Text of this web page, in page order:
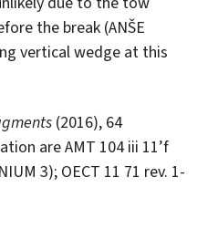
the break (ANŠE
vertical wedge at this
(2016), 64
are AMT 104 iii 11’f
3); OECT 11 71 rev. 1-